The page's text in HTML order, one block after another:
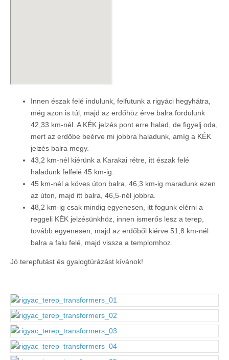
Innen észak felé indulunk, felfutunk a rigyáci hegyhátra,
még azon is túl, majd az erdőhöz érve balra fordulunk
42,33 km-nél. A KÉK jelzés pont erre halad, de figyelj oda,
mert az erdőbe beérve mi jobbra haladunk, amíg a KÉK
jelzés balra megy.
43,2 km-nél kiérünk a Karakai rétre, itt észak felé
haladunk felfelé 45 km-ig.
45 km-nél a köves úton balra, 46,3 km-ig maradunk ezen
az úton, majd itt balra, 46,5-nél jobbra.
48,2 km-ig csak mindig egyenesen, itt fogunk elérni a
reggeli KÉK jelzésünkhöz, innen ismerős lesz a terep,
tovább egyenesen, majd az erdőből kiérve 51,8 km-nél
balra a falu felé, majd vissza a templomhoz.
Jó terepfutást és gyalogtúrázást kívánok!